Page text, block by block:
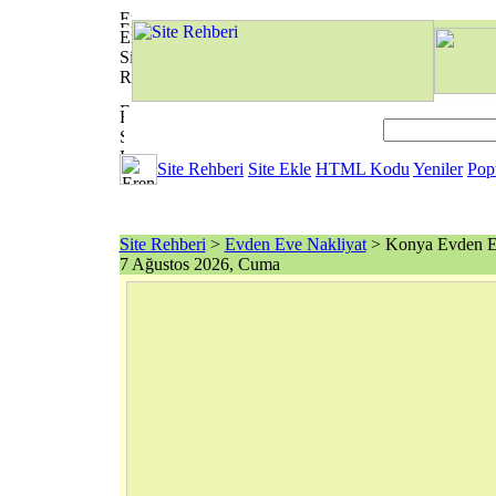
Site Rehberi Site Ekle HTML Kodu Yeniler
Site Rehberi > Evden Eve Nakliyat> Konya Evden
7 Ağustos 2026, Cuma